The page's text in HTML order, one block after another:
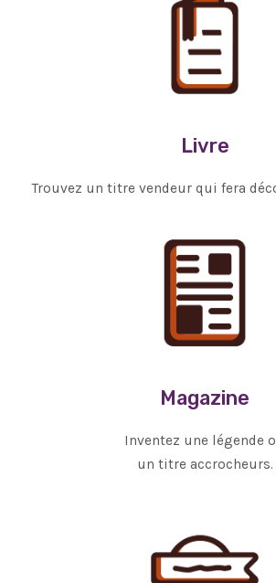
Livre
Trouvez un titre vendeur qui fera
Magazine
Inventez une légende
un titre accrocheurs.